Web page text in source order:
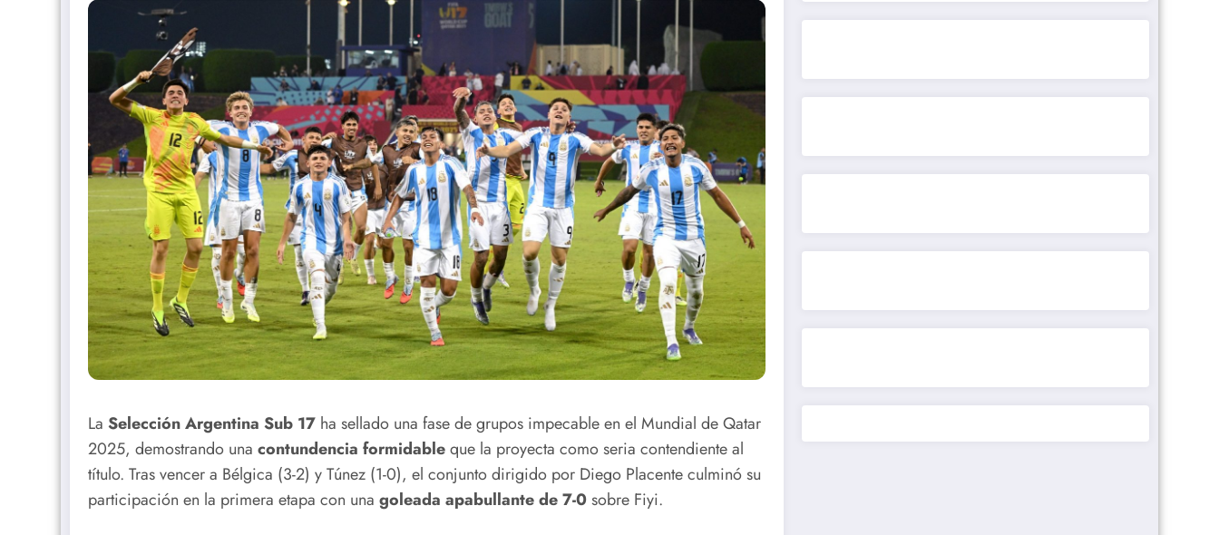
La Selección Argentina Sub 17 ha sellado una fase de grupos impecable en el Mundial de Qatar
2025, demostrando una contundencia formidableque la proyecta como seria contendiente al
título. Tras vencer a Bélgica (3-2) y Túnez (1-0), el conjunto dirigido por Diego Placente culminó su
participación en la primera etapa con una goleada apabullante de 7-0sobre Fiyi.